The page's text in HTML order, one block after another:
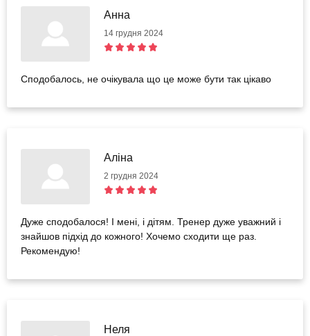
Анна
14 грудня 2024
Сподобалось, не очікувала що це може бути так цікаво
Аліна
2 грудня 2024
Дуже сподобалося! І мені, і дітям. Тренер дуже уважний і
знайшов підхід до кожного! Хочемо сходити ще раз.
Рекомендую!
Неля